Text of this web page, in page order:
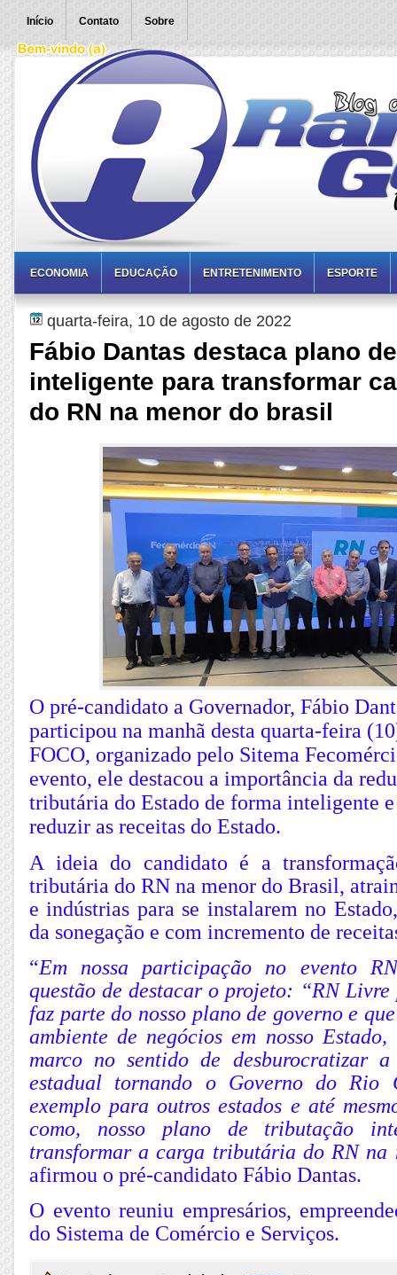
Início Contato Sobre
ECONOMIA EDUCAÇÃO ENTRETENIMENTO ESPORTE
quarta-feira, 10 de agosto de 2022
Fábio Dantas destaca plano
inteligente para transformar
do RN na menor do brasil
O pré-candidato a Governador, Fábio
participou na manhã desta quarta-feira
FOCO, organizado pelo Sitema
evento, ele destacou a importância da
tributária do Estado de forma inteligente
reduzir as receitas do Estado.
A ideia do candidato é a
tributária do RN na menor do Brasil,
e indústrias para se instalarem no
da sonegação e com incremento de
“Em nossa participação no evento
questão de destacar o projeto: “RN Livre
faz parte do nosso plano de governo e
ambiente de negócios em nosso Estado,
marco no sentido de desburocratizar
estadual tornando o Governo do Rio
exemplo para outros estados e até
como, nosso plano de tributação
transformar a carga tributária do RN na
afirmou o pré-candidato Fábio Dantas.
O evento reuniu empresários,
do Sistema de Comércio e Serviços.